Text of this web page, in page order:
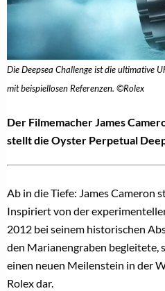
Die Deepsea Challenge ist die ultimative
mit beispiellosen Referenzen. ©Rolex
Der Filmemacher James
stellt die Oyster Perpetual
Ab in die Tiefe: James Cameron
Inspiriert von der
2012 bei seinem historischen
den Marianengraben begleitete,
einen neuen Meilenstein in der
Rolex dar.